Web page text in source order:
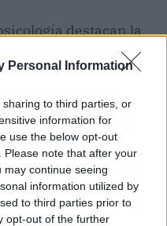
Personal Information
to third parties, or
information for
use the below opt-out
note that after your
continue seeing
information utilized by
to third parties prior to
opt-out of the further
destacan la
mismo a través de
ejercicios físicos
casos, la ayuda
como
puede
paraaprender a
y reconstruir
emocional que